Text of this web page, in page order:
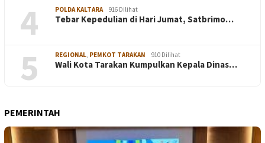
4 POLDA KALTARA 916 Dilihat
Tebar Kepedulian di Hari Jumat, Satbrimo…
5 REGIONAL, PEMKOT TARAKAN 910 Dilihat
Wali Kota Tarakan Kumpulkan Kepala Dinas…
PEMERINTAH